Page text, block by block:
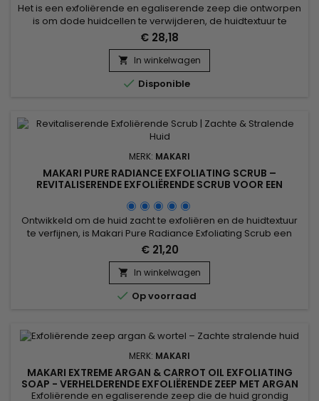
Het is een exfoliërende en egaliserende zeep die ontworpen
is om dode huidcellen te verwijderen, de huidtextuur te
verfijnen en de huid zachter en stralender te laten ogen.
Makari Exclusive Exfoliating Soap combineert voedende Shea
Butter, revitaliserende Carrot Oil, mild exfoliërend Lactic Acid,
Papaya Leaf Extract en Licorice Extract, bekend om...
€ 28,18
 In winkelwagen
 Disponible
MERK: MAKARI
MAKARI PURE RADIANCE EXFOLIATING SCRUB –
REVITALISERENDE EXFOLIËRENDE SCRUB VOOR EEN
Ontwikkeld om de huid zacht te exfoliëren en de huidtextuur
te verfijnen, is Makari Pure Radiance Exfoliating Scrub een
vernieuwende en egaliserende scrub die helpt een
zachtere, gladdere en zichtbaar stralendere huid te
onthullen. De formule combineert Prunus Armeniaca
(Abrikozenpitpoeder), Jojoba-korrels, Aloë Vera-sap,
Granaatappelzaadolie, Rice...
€ 21,20
 In winkelwagen
 Op voorraad
MERK: MAKARI
MAKARI EXTREME ARGAN & CARROT OIL EXFOLIATING
SOAP - VERHELDERENDE EXFOLIËRENDE ZEEP MET ARGAN
& WORTELOLIE
Exfoliërende en egaliserende zeep die de huid grondig